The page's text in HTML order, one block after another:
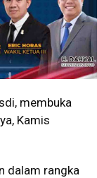
membuka
Kamis
dalam rangka